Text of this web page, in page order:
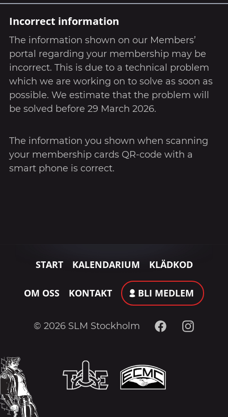
Incorrect information
The information shown on our Members’
portal regarding your membership may be
incorrect. This is due to a technical problem
which we are working on to solve as soon as
possible. We estimate that the problem will
be solved before 29 March 2026.
The information you shown when scanning
your membership cards QR-code with a
smart phone is correct.
START KALENDARIUM KLÄDKOD
OM OSS KONTAKT BLI MEDLEM
© 2026 SLM Stockholm FacebookInstagram